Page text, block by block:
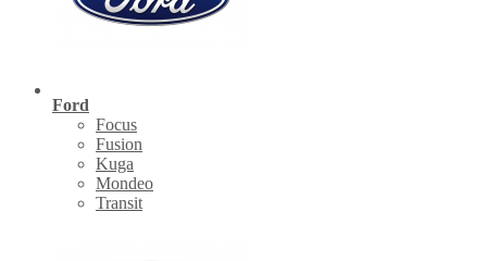
Ford
Focus
Fusion
Kuga
Mondeo
Transit